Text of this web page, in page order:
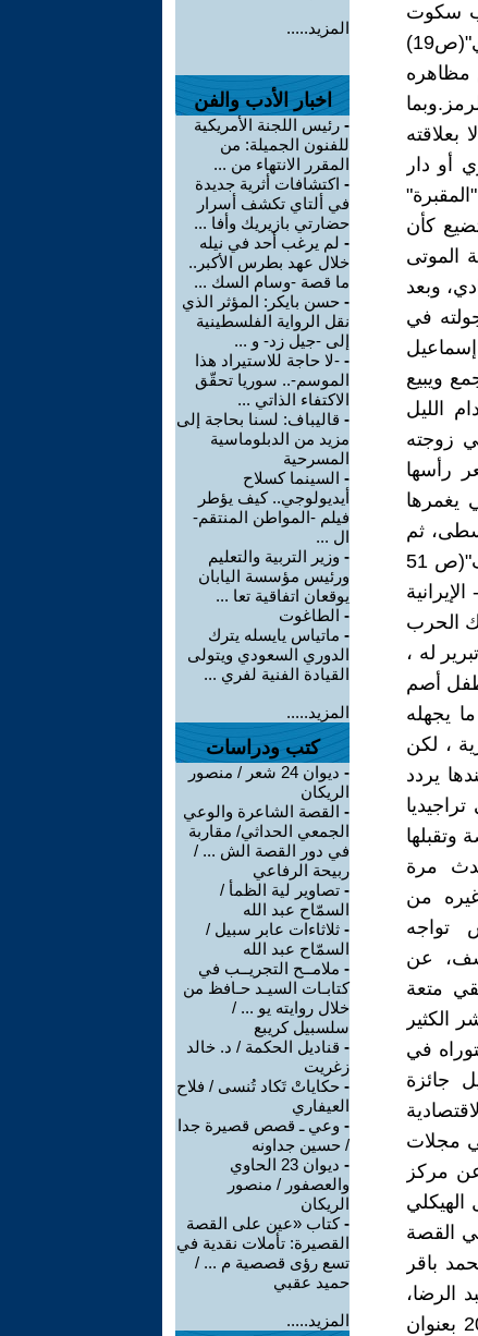
سكوت
المدافع والنيران التي اعتاد عليهما دائما.أما قصة"سيدة السلم الحجري"(ص19)
مظاهره
بعلاقته
أو دار
تضيع كأن
الموتى
وبعد
في
ويبيع
الليل
زوجته
رأسها
يغمرها
ثم
أزاحها عن طريقه، نافضاً ذراعيه العاريتين"(ص47 ). وفي قصة "ريح يوسف"(ص 51
الحرب
له ،
قصصه. وتتناول قصة" الطبل والطفل"(ص61) طفل أصم
يجهله
، لكن
يردد
وتقبلها
مرة
من
تواجه
عن
متعة
الكثير
في
جائزة
مجلات
مركز
الهيكلي
دراسات في القصة
باقر
الرضا،
عن المركز العلمي العراقي- بغداد- دار ومكتبة البصائر- بيروت ط1 -2013 بعنوان
المزيد.....
اخبار الأدب والفن
- رئيس اللجنة الأمريكية
للفنون الجميلة: من
المقرر الانتهاء من ...
- اكتشافات أثرية جديدة
في ألتاي تكشف أسرار
حضارتي بازيريك وأفا ...
- لم يرغب أحد في نيله
خلال عهد بطرس الأكبر..
ما قصة -وسام السك ...
- حسن بايكر: المؤثر الذي
نقل الرواية الفلسطينية
إلى -جيل زد- و ...
- -لا حاجة للاستيراد هذا
الموسم-.. سوريا تحقّق
الاكتفاء الذاتي ...
- قاليباف: لسنا بحاجة إلى
مزيد من الدبلوماسية
المسرحية
- السينما كسلاح
أيديولوجي.. كيف يؤطر
فيلم -المواطن المنتقم-
ال ...
- وزير التربية والتعليم
ورئيس مؤسسة اليابان
يوقعان اتفاقية تعا ...
- الطاغوت
- ماتياس يايسله يترك
الدوري السعودي ويتولى
القيادة الفنية لفري ...
المزيد.....
كتب ودراسات
-
ديوان 24 شعر / منصور
الريكان
- القصة الشاعرة والوعي
الجمعي الحداثي/ مقاربة
في دور القصة الش ... /
ربيحة الرفاعي
- تصاوير لية الظمأ /
السمّاح عبد الله
- ثلاثاءات عابر سبيل /
السمّاح عبد الله
- ملامــح التجريــب في
كتابـات السيـد حـافظ من
خلال روايته يو ... /
سلسبيل كريبع
- قناديل الحكمة / د. خالد
زغريت
- حكاياتْ تَكاد تُنسى / فلاح
العيفاري
- وعي ـ قصص قصيرة جدا
/ حسين جداونه
-
ديوان 23 الحاوي
والعصفور / منصور
الريكان
-كتاب «عين على القصة
القصيرة: تأملات نقدية في
تسع رؤى قصصية م ... /
حميد عقبي
المزيد.....